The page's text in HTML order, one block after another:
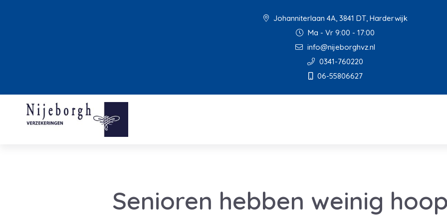
Johanniterlaan 4A, 3841 DT, Harderwijk
Ma - Vr 9:00 - 17:00
info@nijeborghvz.nl
0341-760220
06-55806627
Senioren hebben weinig